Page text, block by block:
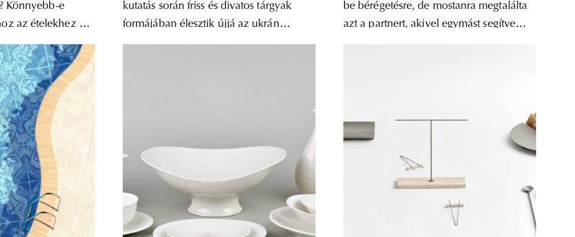
Könnyebb-e
az ételekhez és
tudjuk, hogy
Tavaly év
és Kovács
és
minket a helyi
kutatás során friss és divatos tárgyak
formájában élesztik újjá az ukrán
kézműves hagyományokat. Az alapítók,
be bérégetésre, de mostanra megtalálta
azt a partnert, akivel egymást segítve
gyártók”